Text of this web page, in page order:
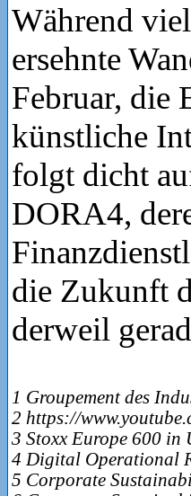
Während
ersehnte
Februar, die
künstliche
folgt dicht
DORA4,
die Zukunft
derweil
1 Groupement des
2 https://
3 Stoxx Europe 600
4 Digital Operational
5 Corporate